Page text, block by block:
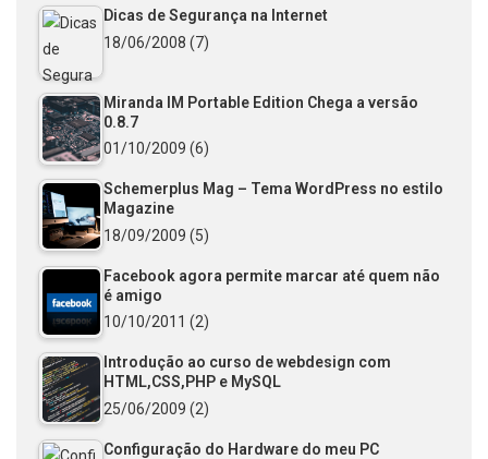
Dicas de Segurança na Internet
18/06/2008 (7)
Miranda IM Portable Edition Chega a versão
0.8.7
01/10/2009 (6)
Schemerplus Mag – Tema WordPress no estilo
Magazine
18/09/2009 (5)
Facebook agora permite marcar até quem não
é amigo
10/10/2011 (2)
Introdução ao curso de webdesign com
HTML,CSS,PHP e MySQL
25/06/2009 (2)
Configuração do Hardware do meu PC